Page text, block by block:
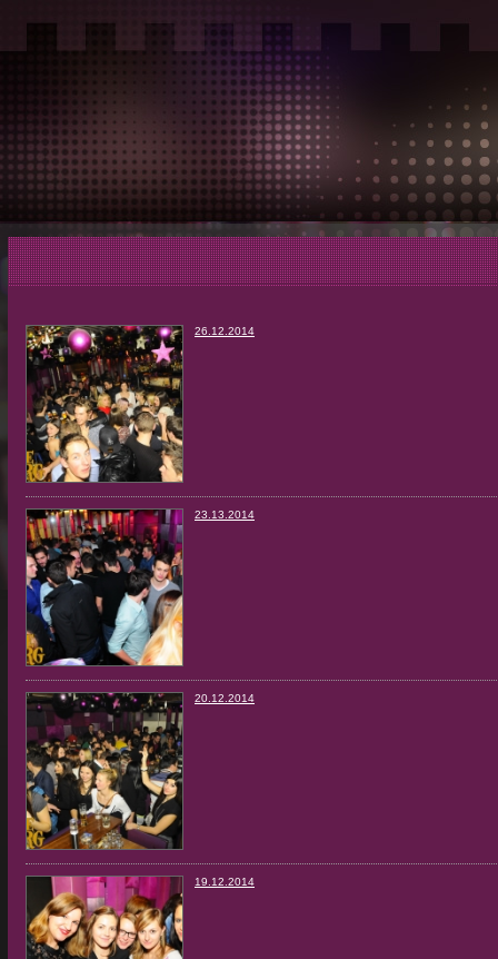
26.12.2014
23.13.2014
20.12.2014
19.12.2014